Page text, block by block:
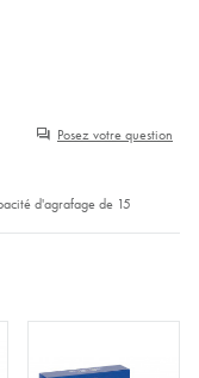
Posez votre question
d'agrafage de 15